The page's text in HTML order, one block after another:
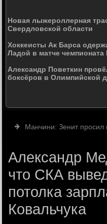
Новая лыжероллерная
Свердловской области
Хоккеисты Ак Барса
Ладой в матче чемпионата
Александр Поветкин
боксёров в Олимпийской
Манчини: Зенит
Александр
что СКА
потолка
Ковальчука